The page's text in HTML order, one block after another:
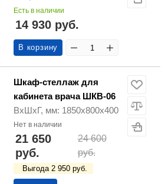
Есть в наличии
14 930 руб.
В корзину
Шкаф-стеллаж для
кабинета врача ШКВ-06
ВхШхГ, мм: 1850х800х400
Нет в наличии
21 650
руб.
24 600
руб.
Выгода 2 950 руб.